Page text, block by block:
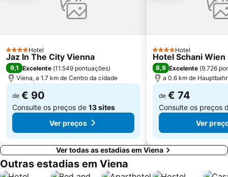
UNO-City Vienna International Centre
MQ Museumsquartier
4 Estrelas
Hotel
Jaz In The City Vienna
9,1 Excelente (11.549 pontuações)
Viena, a 1.7 km de Centro da cidade
de € 90
Consulte os preços de 13 sites
Ver preços
4 Estrelas
Hotel
Hotel Schani
8,9 Excelente (9.726
a 0.6 km de
de € 74
Consulte os preços
Ver
Ver todas as estadias em Viena
Outras estadias em Viena